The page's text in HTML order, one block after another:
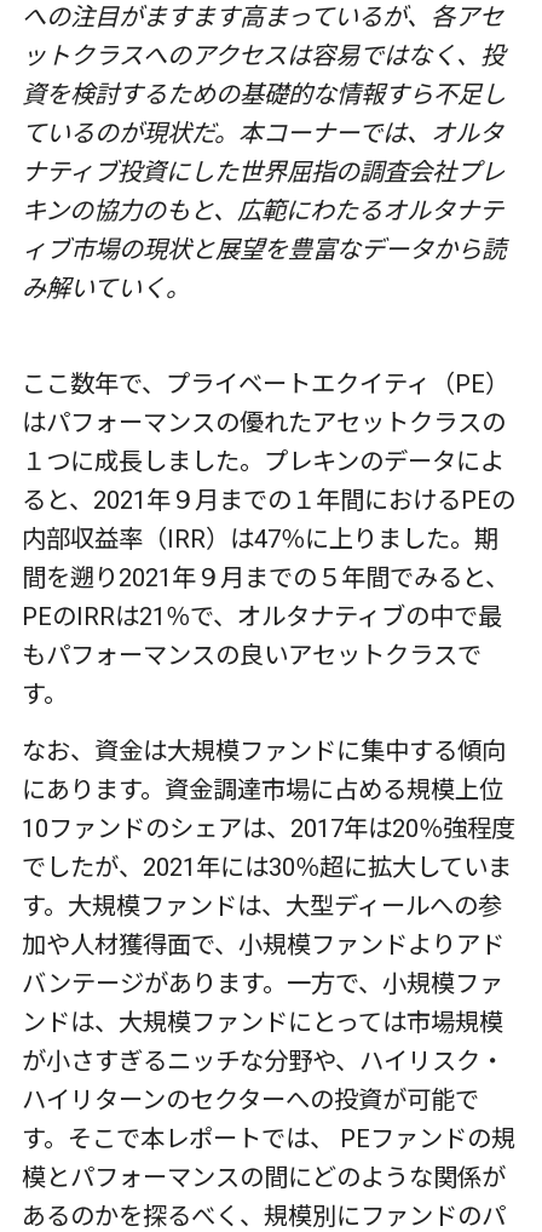
への注目がますます高まっているが、各アセ
ットクラスへのアクセスは容易ではなく、投
資を検討するための基礎的な情報すら不足し
ているのが現状だ。本コーナーでは、オルタ
ナティブ投資にした世界屈指の調査会社プレ
キンの協力のもと、広範にわたるオルタナテ
ィブ市場の現状と展望を豊富なデータから読
み解いていく。
ここ数年で、プライベートエクイティ（PE）
はパフォーマンスの優れたアセットクラスの
１つに成長しました。プレキンのデータによ
ると、 2021 年９月までの１年間におけるPEの
内部収益率（IRR）は47％に上りました。期
間を遡り 2021 年９月までの５年間でみると、
PEのIRRは21 ％で、オルタナティブの中で最
もパフォーマンスの良いアセットクラスで
す。
なお、資金は大規模ファンドに集中する傾向
にあります。資金調達市場に占める規模上位
10ファンドのシェアは、 2017年は20％強程度
でしたが、 2021 年には30％超に拡大していま
す。大規模ファンドは、大型ディールへの参
加や人材獲得面で、小規模ファンドよりアド
バンテージがあります。一方で、小規模ファ
ンドは、大規模ファンドにとっては市場規模
が小さすぎるニッチな分野や、ハイリスク・
ハイリターンのセクターへの投資が可能で
す。そこで本レポートでは、
PEファンドの規
模とパフォーマンスの間にどのような関係が
あるのかを探るべく、規模別にファンドのパ